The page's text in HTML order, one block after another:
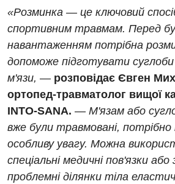
Інтернатура
Програма лояльності
Відео
Ангіографічні дослідження
Діагностичне відділення
Ендоскопічне відділення
Інструментальна діагностика
Комп’ютерна томографія
Магнітно-резонансна томографія
Мамографія
Відділ госпіталізації
Відділення кардіосудинної
Відділення невідкладних станів
Відділення інтенсивної терапії
Гінекологічне відділення
Денний стаціонар
Діагностичне відділення
Декларування
Лікування гострого інфаркту
«Розминка — це ключовий
спортивним травмам. Перед
навантаженням потрібна
допоможе підготувати суглоби
м'язи, — розповідає Євген
ортопед-травматолог вищої
INTO-SANA. — М'язам або
вже були травмовані, потрібно
особливу увагу. Можна
спеціальні медичні пов'язки
проблемні ділянки тіла